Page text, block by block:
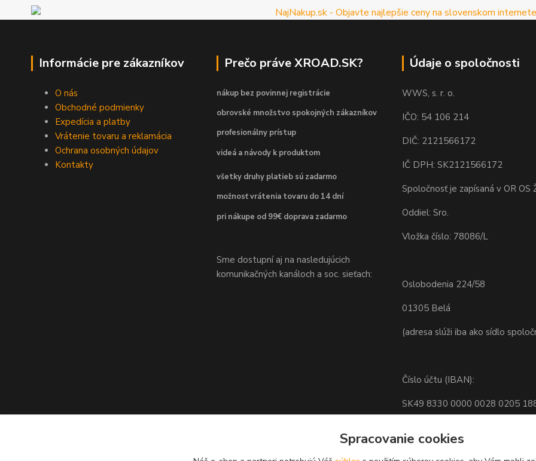
Informácie pre zákazníkov
O nás
Obchodné podmienky
Expedícia a platby
Vrátenie tovaru a reklamácia
Ochrana osobných údajov
Kontakty
Prečo práve XROAD.SK?
nákup bez povinnej registrácie
obrovské množstvo spokojných zákazníkov
profesionálny prístup
videá a návody k produktom
všetky druhy platieb sú zadarmo
možnosť vrátenia tovaru do 14 dní
pri nákupe od 99€ doprava zadarmo
Sme dostupní aj na nasledujúcich
komunikačných kanáloch a soc. sieťach:
Údaje o spoločnosti
WWS, s. r. o.
IČO: 54 106 214
DIČ: 2121566172
IČ DPH: SK2121566172
Spoločnosť je zapísaná v OR OS
Oddiel: Sro.
Vložka číslo: 78086/L
Oslobodenia 224/58
01305 Belá
(adresa slúži iba ako sídlo
Číslo účtu (IBAN):
SK49 8330 0000 0028 0205
Spracovanie cookies